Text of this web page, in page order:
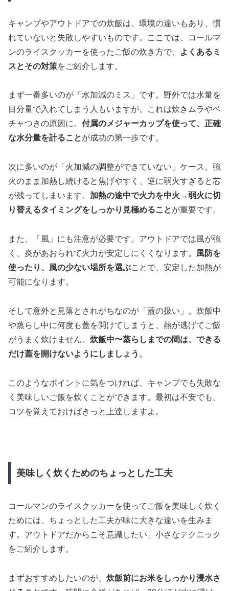
キャンプやアウトドアでの炊飯は、環境の違いもあり、慣
れていないと失敗しやすいものです。ここでは、コールマ
ンのライスクッカーを使ったご飯の炊き方で、
よくあるミ
スとその対策をご紹介します。
まず一番多いのが「水加減のミス」です。野外では水量を
目分量で入れてしまう人もいますが、これは炊きムラやベ
チャつきの原因に。 付属のメジャーカップを使って、正確
な水分量を計ることが成功の第一歩です。
次に多いのが「火加減の調整ができていない」ケース。強
火のまま加熱し続けると焦げやすく、逆に弱火すぎると芯
が残ってしまいます。 加熱の途中で火力を中火→弱火に切
り替えるタイミングをしっかり見極めることが重要です。
また、「風」にも注意が必要です。アウトドアでは風が強
く、炎があおられて火力が安定しにくくなります。 風防を
使ったり、風の少ない場所を選ぶことで、安定した加熱が
可能になります。
そして意外と見落とされがちなのが「蓋の扱い」。炊飯中
や蒸らし中に何度も蓋を開けてしまうと、熱が逃げてご飯
がうまく炊けません。 炊飯中〜蒸らしまでの間は、できる
だけ蓋を開けないようにしましょう 。
このようなポイントに気をつければ、キャンプでも失敗な
く美味しいご飯を炊くことができます。最初は不安でも、
コツを覚えておけばきっと上達しますよ。
美味しく炊くためのちょっとした工夫
コールマンのライスクッカーを使ってご飯を美味しく炊く
ためには、ちょっとした工夫が味に大きな違いを生みま
す。アウトドアだからこそ意識したい、小さなテクニック
をご紹介します。
まずおすすめしたいのが、 炊飯前にお米をしっかり浸水さ